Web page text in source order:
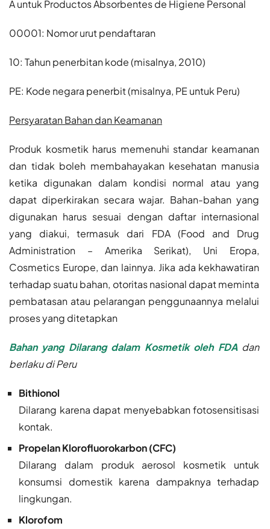
A untuk Productos Absorbentes de Higiene Personal
00001: Nomor urut pendaftaran
10: Tahun penerbitan kode (misalnya, 2010)
PE: Kode negara penerbit (misalnya, PE untuk Peru)​
Persyaratan Bahan dan Keamanan
Produk kosmetik harus memenuhi standar keamanan
dan tidak boleh membahayakan kesehatan manusia
ketika digunakan dalam kondisi normal atau yang
dapat diperkirakan secara wajar. Bahan-bahan yang
digunakan harus sesuai dengan daftar internasional
yang diakui, termasuk dari ​FDA (Food and Drug
Administration – Amerika Serikat), Uni Eropa,
Cosmetics Europe, dan lainnya. Jika ada kekhawatiran
terhadap suatu bahan, otoritas nasional dapat meminta
pembatasan atau pelarangan penggunaannya melalui
proses yang ditetapkan
Bahan yang Dilarang dalam Kosmetik oleh FDAdan
berlaku di Peru
Bithionol
Dilarang karena dapat menyebabkan fotosensitisasi
kontak.
Propelan Klorofluorokarbon (CFC)
Dilarang dalam produk aerosol kosmetik untuk
konsumsi domestik karena dampaknya terhadap
lingkungan.
Klorofom